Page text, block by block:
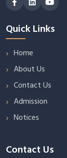
Quick Links
Home
About Us
Contact Us
Admission
Notices
Contact Us